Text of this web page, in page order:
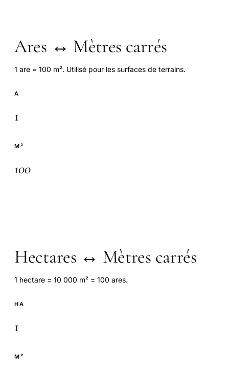
Ares ↔ Mètres carrés
1 are = 100 m². Utilisé pour les surfaces de terrains.
A
M²
Hectares ↔ Mètres carrés
1 hectare = 10 000 m² = 100 ares.
HA
M²